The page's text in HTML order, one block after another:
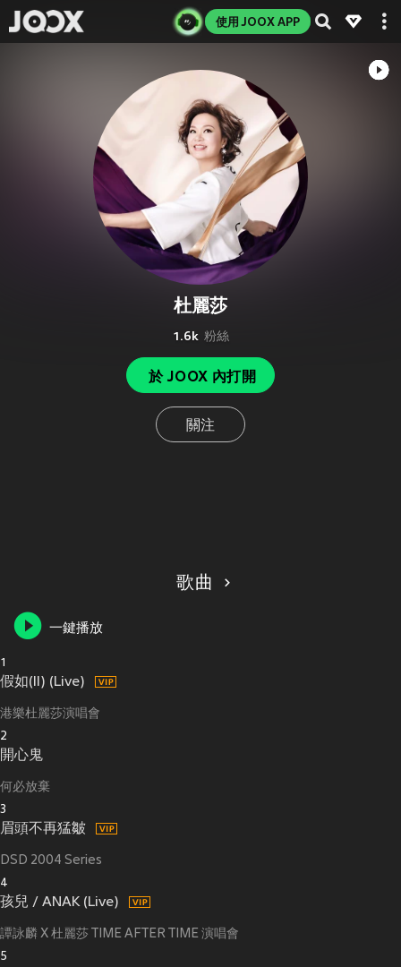
使用 JOOX APP
杜麗莎
1.6k 粉絲
於 JOOX 內打開
關注
歌曲
一鍵播放
1
假如(II) (Live)
港樂杜麗莎演唱會
2
開心鬼
何必放棄
3
眉頭不再猛皺
DSD 2004 Series
4
孩兒 / ANAK (Live)
譚詠麟 X 杜麗莎 TIME AFTER TIME 演唱會
5